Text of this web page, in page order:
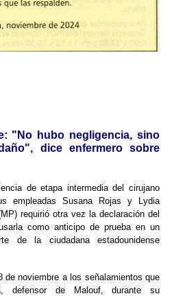
"No hubo negligencia, sino
dice enfermero sobre
de etapa intermedia del cirujano
empleadas Susana Rojas y Lydia
requirió otra vez la declaración del
como anticipo de prueba en un
de la ciudadana estadounidense
de noviembre a los señalamientos que
defensor de Malouf, durante su